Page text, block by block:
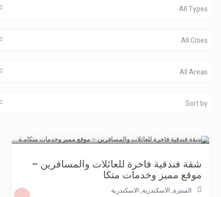
All Types
All Cities
All Areas
Sort by
شقة فندقية فاخرة للعائلات والمسافرين –
موقع مميز وخدمات متكا
المنتزة, الاسكندرية, الاسكندرية